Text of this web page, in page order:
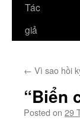
Tác
giả
← Vì sao hồi
“Biển
Posted on 29